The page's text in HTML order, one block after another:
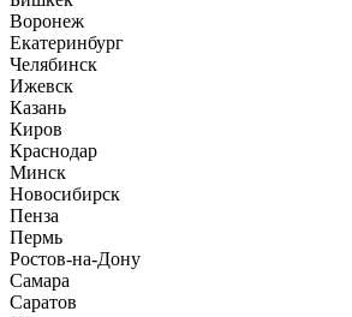
Воронеж
Екатеринбург
Челябинск
Ижевск
Казань
Киров
Краснодар
Минск
Новосибирск
Пенза
Пермь
Ростов-на-Дону
Самара
Саратов